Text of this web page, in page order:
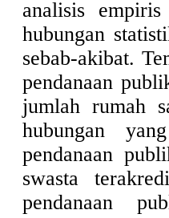
analisis
hubungan
sebab-akibat.
pendanaan
jumlah rumah
hubungan
pendanaan
swasta
pendanaan